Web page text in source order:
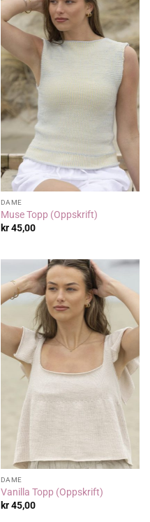
DAME
Muse Topp (Oppskrift)
kr45,00
DAME
Vanilla Topp (Oppskrift)
kr45,00